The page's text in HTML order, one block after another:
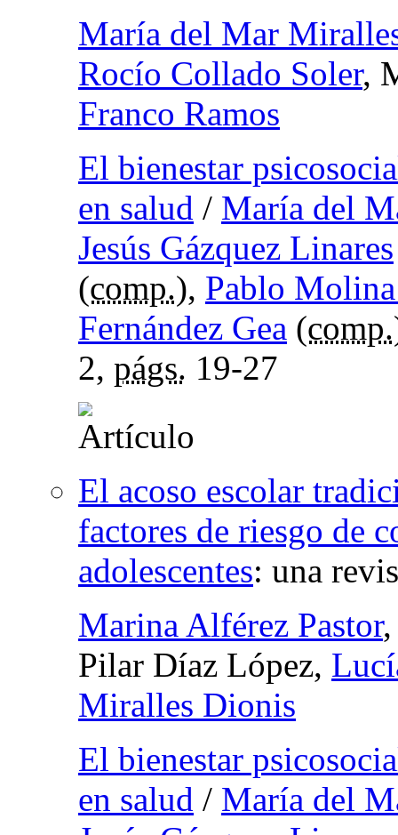
María del Mar
Rocío Collado Soler,
Franco Ramos
El bienestar
en salud / María del
Jesús Gázquez Linares
(comp.), Pablo
Fernández Gea (comp.
2, págs. 19-27
El acoso escolar
factores de riesgo de
adolescentes: una
Marina Alférez Pastor
Pilar Díaz López,
Miralles Dionis
El bienestar
en salud / María del